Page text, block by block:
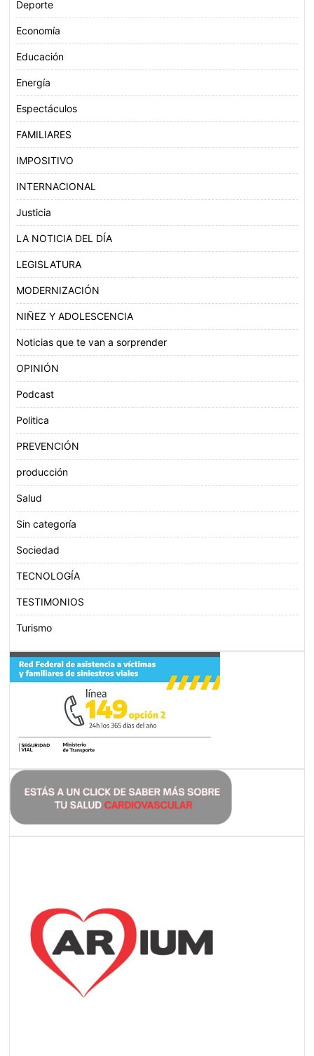
Deporte
Economía
Educación
Energía
Espectáculos
FAMILIARES
IMPOSITIVO
INTERNACIONAL
Justicia
LA NOTICIA DEL DÍA
LEGISLATURA
MODERNIZACIÓN
NIÑEZ Y ADOLESCENCIA
Noticias que te van a sorprender
OPINIÓN
Podcast
Politica
PREVENCIÓN
producción
Salud
Sin categoría
Sociedad
TECNOLOGÍA
TESTIMONIOS
Turismo